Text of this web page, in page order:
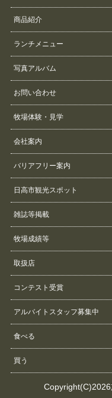
商品紹介
ランチメニュー
写真アルバム
お問い合わせ
牧場体験・見学
会社案内
バリアフリー案内
日高市観光スポット
雑誌等掲載
牧場成績等
取扱店
コンテスト受賞
アルバイトスタッフ募集中
食べる
買う
Copyright(C)2026